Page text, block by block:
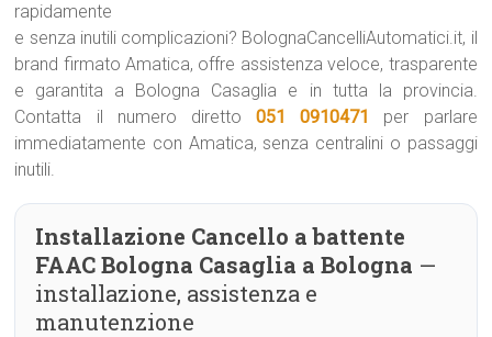
rapidamente
e senza inutili complicazioni? BolognaCancelliAutomatici.it, il
brand firmato Amatica, offre assistenza veloce, trasparente
e garantita a Bologna Casaglia e in tutta la provincia.
Contatta il numero diretto051 0910471
per parlare
immediatamente con Amatica, senza centralini o passaggi
inutili.
Installazione Cancello a battente
FAAC Bologna Casaglia a Bologna —
installazione, assistenza e
manutenzione